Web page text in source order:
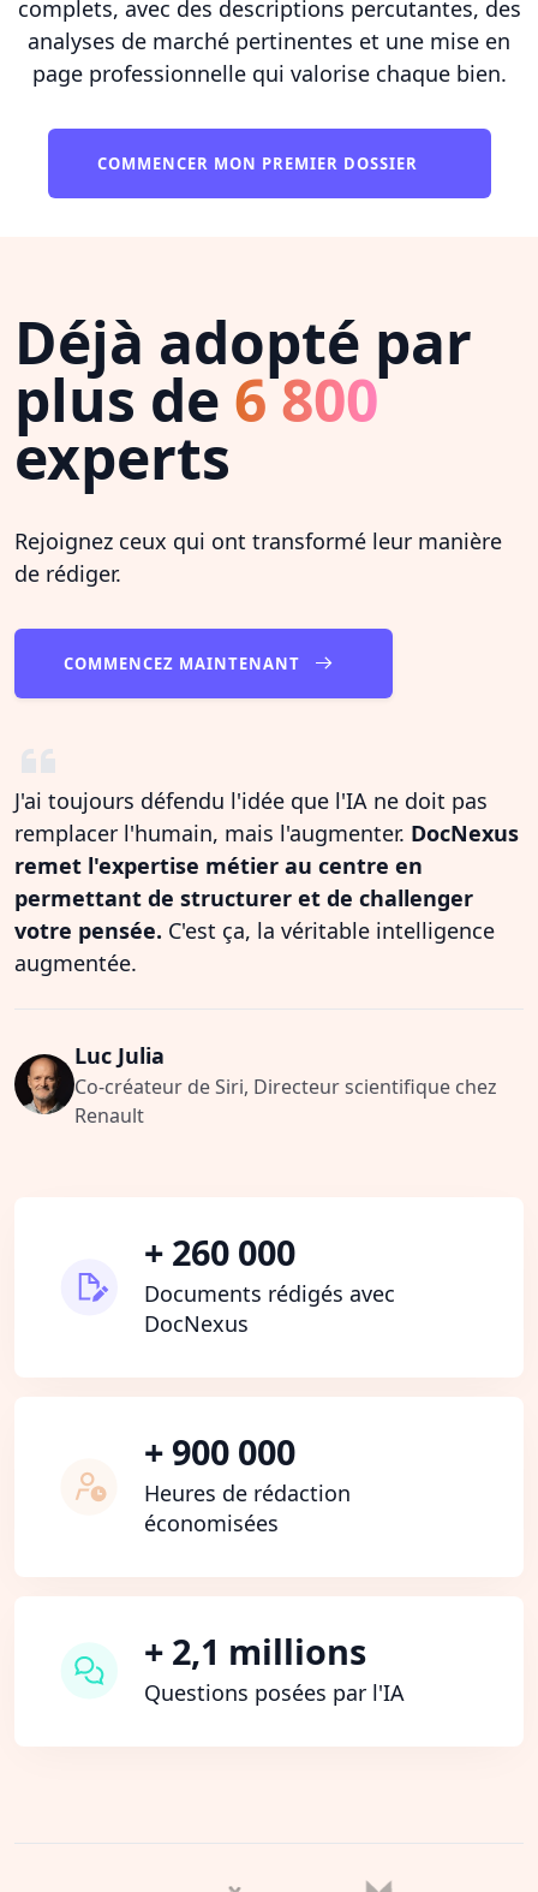
complets, avec des descriptions percutantes, des
analyses de marché pertinentes et une mise en
page professionnelle qui valorise chaque bien.
COMMENCER MON PREMIER DOSSIER
Déjà adopté par
plus de 6 800
experts
Rejoignez ceux qui ont transformé leur manière
de rédiger.
COMMENCEZ MAINTENANT
J'ai toujours défendu l'idée que l'IA ne doit pas
remplacer l'humain, mais l'augmenter. DocNexus
remet l'expertise métier au centre en
permettant de structurer et de challenger
votre pensée. C'est ça, la véritable intelligence
augmentée.
Luc Julia
Co-créateur de Siri, Directeur scientifique chez
Renault
+ 260 000
Documents rédigés avec
DocNexus
+ 900 000
Heures de rédaction
économisées
+ 2,1 millions
Questions posées par l'IA